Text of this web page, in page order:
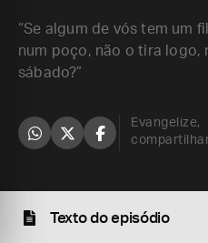
“Se algum de vós tem um
num poço, não o tira logo,
sábado?”
Evangelize,
Texto do episódio